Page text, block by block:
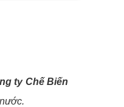
ty Chế Biến